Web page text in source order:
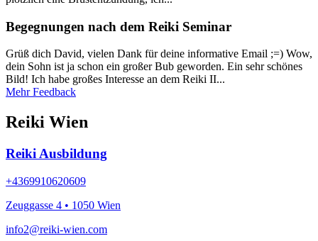
Begegnungen nach dem Reiki Seminar
Grüß dich David, vielen Dank für deine informative Email ;=) Wow,
dein Sohn ist ja schon ein großer Bub geworden. Ein sehr schönes
Bild! Ich habe großes Interesse an dem Reiki II...
Mehr Feedback
Reiki Wien
Reiki Ausbildung
+4369910620609
Zeuggasse 4 • 1050 Wien
info2@reiki-wien.com